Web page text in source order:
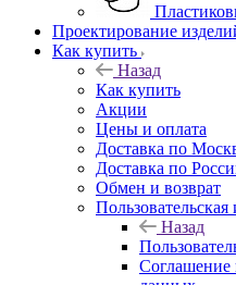
Проектирование
Как купить
Назад
Как купить
Акции
Цены и оплата
Доставка по
Доставка по
Обмен и возврат
Назад
Соглашение